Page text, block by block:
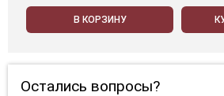
В КОРЗИНУ
Остались вопросы?